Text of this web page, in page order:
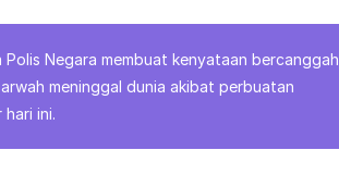
Negara membuat kenyataan bercanggah
meninggal dunia akibat perbuatan
ini.